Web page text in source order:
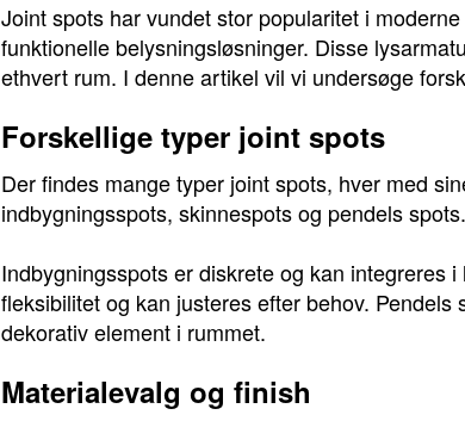
Joint spots har vundet stor popularitet i
funktionelle belysningsløsninger. Disse
ethvert rum. I denne artikel vil vi undersøge
Forskellige typer joint spots
Der findes mange typer joint spots, hver med
indbygningsspots, skinnespots og pendels
Indbygningsspots er diskrete og kan integreres
fleksibilitet og kan justeres efter behov.
dekorativ element i rummet.
Materialevalg og finish